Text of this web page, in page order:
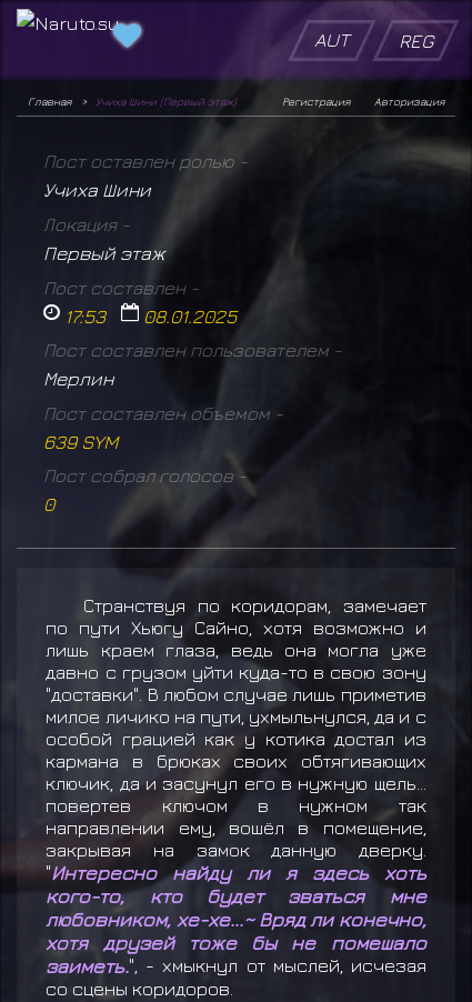
AUT REG
Главная Учиха Шини (Первый этаж) Авторизация
Регистрация
Пост оставлен ролью -
Учиха Шини
Локация -
Первый этаж
Пост составлен -
17:53 08.01.2025
Пост составлен пользователем -
Мерлин
Пост составлен объемом -
639 SYM
Пост собрал голосов -
0
Странствуя по коридорам, замечает
по пути Хьюгу Сайно, хотя возможно и
лишь краем глаза, ведь она могла уже
давно с грузом уйти куда-то в свою зону
"доставки". В любом случае лишь приметив
милое личико на пути, ухмыльнулся, да и с
особой грацией как у котика достал из
кармана в брюках своих обтягивающих
ключик, да и засунул его в нужную щель...
повертев ключом в нужном так
направлении ему, вошёл в помещение,
закрывая на замок данную дверку.
"Интересно найду ли я здесь хоть
кого-то, кто будет зваться мне
любовником, хе-хе...~ Вряд ли конечно,
хотя друзей тоже бы не помешало
заиметь.", - хмыкнул от мыслей, исчезая
со сцены коридоров.